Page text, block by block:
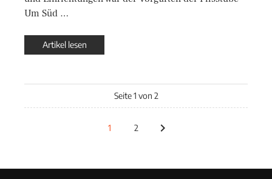
Um Süd …
Artikel lesen
Seite 1 von 2
1 2